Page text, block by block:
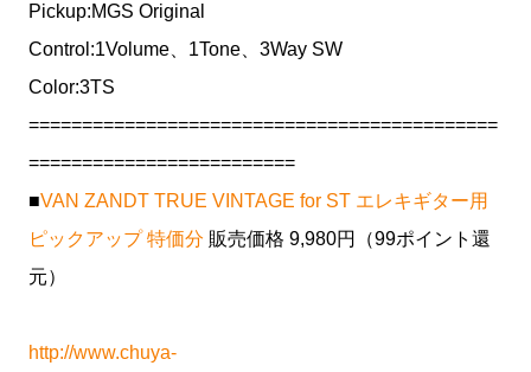
Pickup:MGS Original
Control:1Volume、1Tone、3Way SW
Color:3TS
============================================
=========================
■VAN ZANDT TRUE VINTAGE for ST エレキギター用
ピックアップ 特価分 販売価格 9,980円（99ポイント還
元）
http://www.chuya-